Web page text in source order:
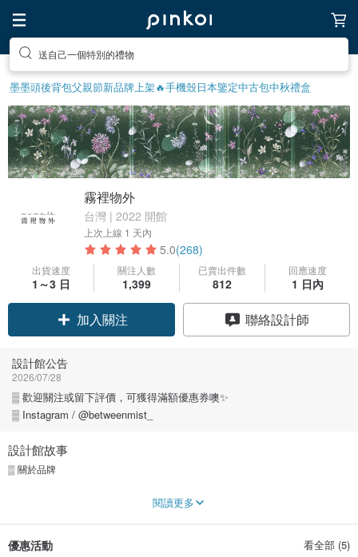
送自己一個特別的禮物
墨墨頭後背包父親節新品牌上架🔥手機殼日本鑒定中古包中秋禮盒
霧裡物外
台灣 | 2022 開館
上次上線 1 天內
5.0(268)
出貨速度
1～3 日
關注人數
1,399
已賣出件數
812
回應速度
1 日內
領優惠券
加入關注
聯絡設計師
設計館公告
2026/07/28
▒ 歡迎關注或留下評價，可獲得滿額優惠券噢✨
▒ Instagram / @betweenmist_
設計館故事
▒ 關於品牌
【霧裡物外】 為台灣設計師以台灣原生植物與在地動物為主題手繪而製。
閱讀更多
優惠活動 看全部 (5)